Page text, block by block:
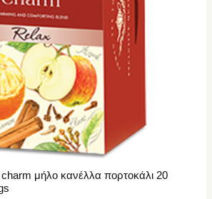
charm μήλο κανέλλα πορτοκάλι 20